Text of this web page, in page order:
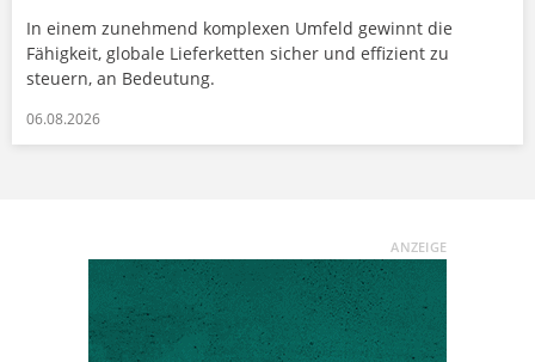
In einem zunehmend komplexen Umfeld gewinnt die
Fähigkeit, globale Lieferketten sicher und effizient zu
steuern, an Bedeutung.
06.08.2026
ANZEIGE